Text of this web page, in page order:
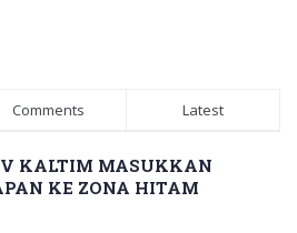
Comments Latest
KALTIM MASUKKAN
KE ZONA HITAM